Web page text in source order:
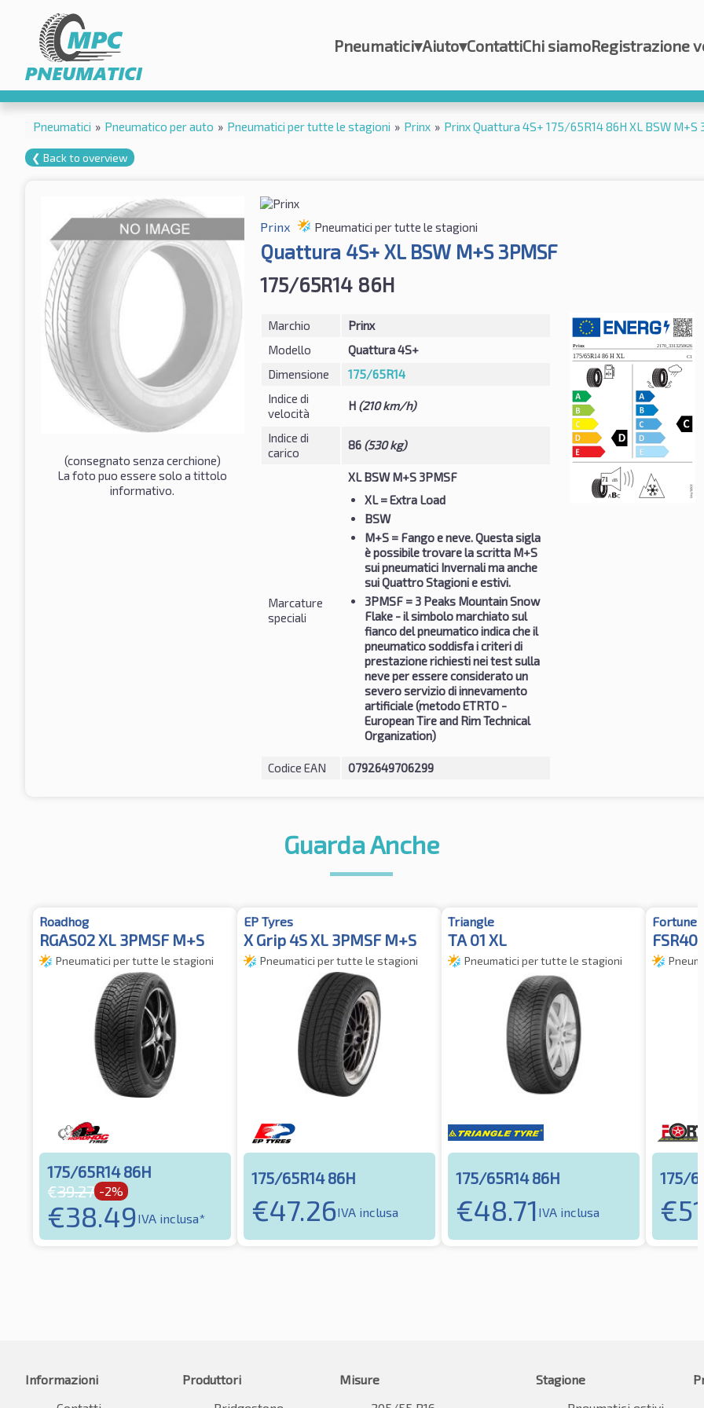
Pneumatici▾Aiuto▾ContattiChi siamoRegistrazione
Pneumatici » Pneumatico per auto » Pneumatici per tutte le stagioni » Prinx » Prinx Quattura 4S+ 175/65R14 86H XL BSW M+S
❮ Back to overview
(consegnato senza cerchione)
La foto puo essere solo a tittolo
informativo.
Prinx Pneumatici per tutte le stagioni
Quattura 4S+ XL BSW M+S 3PMSF
175/65R14 86H
Marchio
Prinx
Modello
Quattura 4S+
Dimensione
175/65R14
Indice di
velocità
H (210 km/h)
Indice di
carico
86 (530 kg)
Marcature
speciali
XL BSW M+S 3PMSF
XL= Extra Load
BSW
M+S= Fango e neve. Questa sigla
è possibile trovare la scritta M+S
sui pneumatici Invernali ma anche
sui Quattro Stagioni e estivi.
3PMSF= 3 Peaks Mountain Snow
Flake - il simbolo marchiato sul
fianco del pneumatico indica che il
pneumatico soddisfa i criteri di
prestazione richiesti nei test sulla
neve per essere considerato un
severo servizio di innevamento
artificiale (metodo ETRTO -
European Tire and Rim Technical
Organization)
Codice EAN 0792649706299
Guarda Anche
Roadhog
RGAS02 XL 3PMSF M+S
Pneumatici per tutte le stagioni
175/65R14 86H
€39.27 -2%
€38.49IVA inclusa*
EP Tyres
X Grip 4S XL 3PMSF M+S
Pneumatici per tutte le stagioni
175/65R14 86H
€47.26IVA inclusa
Triangle
TA 01 XL
Pneumatici per tutte le stagioni
175/65R14 86H
€48.71 IVA inclusa
Fortune
FSR401
175/
€
Informazioni
Produttori
Misure
Stagione